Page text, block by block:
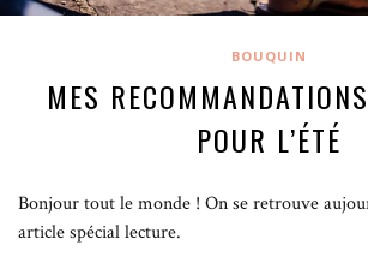
BOUQUIN
MES
POUR L’ÉTÉ
Bonjour tout le monde ! On se retrouve
article spécial lecture.